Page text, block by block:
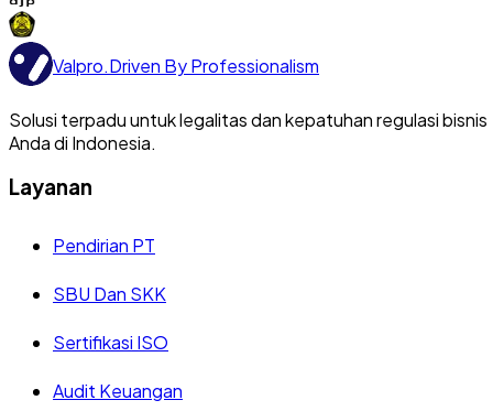
Valpro.Driven By Professionalism
Solusi terpadu untuk legalitas dan kepatuhan regulasi bisnis
Anda di Indonesia.
Layanan
Pendirian PT
SBU Dan SKK
Sertifikasi ISO
Audit Keuangan